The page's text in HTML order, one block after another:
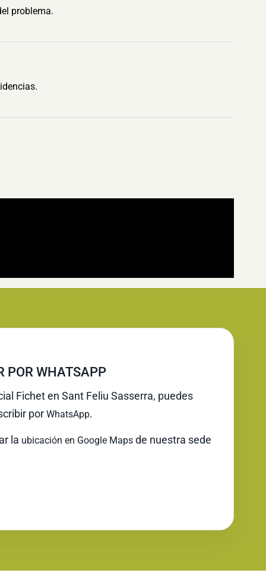
problema.
POR WHATSAPP
Fichet en Sant Feliu Sasserra, puedes
por WhatsApp.
la ubicación en Google Maps de nuestra sede